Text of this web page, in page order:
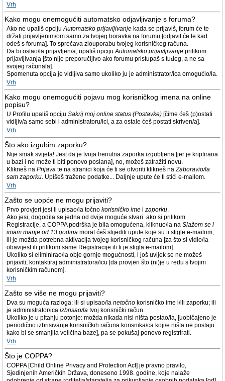
Vrh
Kako mogu onemogućiti automatsko odjavljivanje s foruma?
Ako ne upališ opcijuAutomatsko prijavljivanje kada se prijaviš, forum će te
držati prijavljenim/om samo za tvojeg boravka na forumu [odjavit će te kad
odeš s foruma]. To sprečava zlouporabu tvojeg korisničkog računa.
Da bi ostao/la prijavljen/a, upališ opcijuAutomatsko prijavljivanje prilikom
prijavljivanja [što nije preporučljivo ako forumu pristupaš s tuđeg, a ne sa
svojeg računala].
Spomenuta opcija je vidljiva samo ukoliko ju je administrator/ica omogućio/la.
Vrh
Kako mogu onemogućiti pojavu mog korisničkog imena na online
popisu?
U Profilu upališ opciju Sakrij moj online status (Postavke) [čime ćeš (p)ostati
vidljiv/a samo sebi i administratoru/ici, a za ostale ćeš postati skriven/a].
Vrh
Što ako izgubim zaporku?
Nije smak svijeta! Jest da je tvoja trenutna zaporka izgubljena [jer je kriptirana
u bazi i ne može ti biti ponovo poslana], no, možeš zatražiti novu.
Klikneš na Prijava te na stranici koja će ti se otvoriti klikneš naZaboravio/la
sam zaporku. Upišeš tražene podatke... Daljnje upute će ti stići e-mailom.
Vrh
Zašto se uopće ne mogu prijaviti?
Prvo provjeri jesi li upisao/la točno korisničko ime i zaporku.
Ako jesi, dogodila se jedna od dvije moguće stvari: ako si prilikom
Registracije, a COPPA podrška je bila omogućena, kliknuo/la na Slažem se i
imam manje od 13 godina morat ćeš slijediti upute koje su ti stigle e-mailom;
ili je možda potrebna aktivacija tvojeg korisničkog računa [za što si vidio/la
obavijest ili prilikom same Registracije ili ti je stigla e-mailom].
Ukoliko si eliminirao/la obje gornje mogućnosti, i još uvijek se ne možeš
prijaviti, kontaktiraj administratora/icu [da provjeri što (ni)je u redu s tvojim
korisničkim računom].
Vrh
Zašto se više ne mogu prijaviti?
Dva su moguća razloga: ili si upisao/la netočno korisničko ime i/ili zaporku; ili
je administrator/ica izbrisao/la tvoj korisnički račun.
Ukoliko je u pitanju potonje: možda nikada nisi ništa postao/la, [uobičajeno je
periodično izbrisivanje korisničkih računa korisnika/ca koji/e ništa ne postaju
kako bi se smanjila veličina baze], pa se pokušaj ponovo registrirati.
Vrh
Što je COPPA?
COPPA [Child Online Privacy and Protection Act] je pravno pravilo,
Sjedinjenih Američkih Država, doneseno 1998. godine, koje nalaže